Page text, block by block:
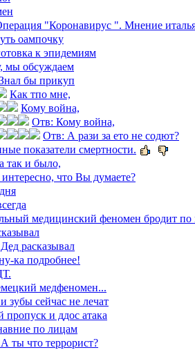
"Коронавирус ". Мнение
оампочку
к эпидемиям
мы обсуждаем
бы прикуп
Как тпо мне,
Кому война,
Отв: Кому война,
Отв: А рази за ето не содют?
показатели смертности.
так и было,
что Вы думаете?
медицинский феномен бродит по
расказывал
ка подробнее!
медфеномен...
зубы сейчас не лечат
и ддос атака
по лицам
ты что террорист?